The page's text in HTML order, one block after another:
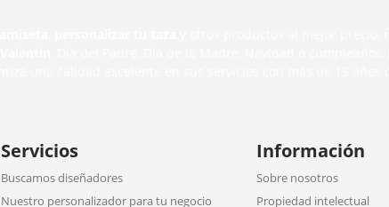
Servicios
Buscamos diseñadores
Nuestro personalizador para tu negocio
Información
Sobre nosotros
Propiedad intelectual